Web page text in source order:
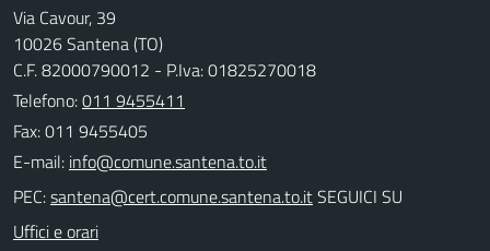
Via Cavour, 39
10026 Santena (TO)
C.F. 82000790012 - P.Iva: 01825270018
Telefono:011 9455411
Fax: 011 9455405
E-mail:
PEC:
SEGUICI SU
Uffici e orari